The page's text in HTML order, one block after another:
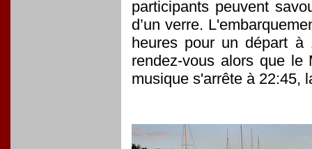
participants peuvent
d’un verre.
heures pour un départ
rendez-vous alors que le
musique s'arrête à 22:45,